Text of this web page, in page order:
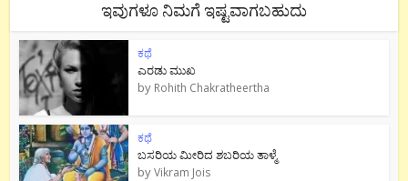
ಇವುಗಳೂ ನಿಮಗೆ ಇಷ್ಟವಾಗಬಹುದು
ಕಥೆ
ಎರಡು ಮುಖ
by Rohith Chakratheertha
ಕಥೆ
ಬಸರಿಯ ಮೀರಿದ ಶಬರಿಯ ತಾಳ್ಮೆ
byVikram Jois